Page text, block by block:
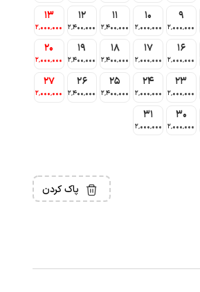
9
2٬000٬000
10
2٬000٬000
11
2٬400٬000
12
2٬400٬000
13
2٬000٬000
16
2٬000٬000
17
2٬000٬000
18
2٬400٬000
19
2٬400٬000
20
2٬000٬000
23
2٬000٬000
24
2٬000٬000
25
2٬400٬000
26
2٬400٬000
27
2٬000٬000
30
2٬000٬000
31
2٬000٬000
پاک کردن